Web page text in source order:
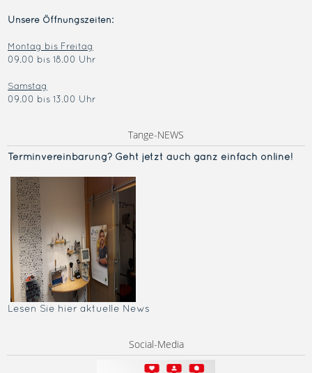
Unsere Öffnungszeiten:
Montag bis Freitag
09.00 bis 18.00 Uhr
Samstag
09.00 bis 13.00 Uhr
Tange-NEWS
Terminvereinbarung? Geht jetzt auch ganz einfach online!
Lesen Sie hier aktuelle News
Social-Media